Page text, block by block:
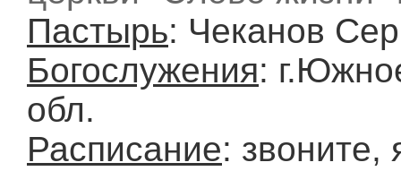
Пастырь: Чеканов
Богослужения:
обл.
Расписание: звоните,